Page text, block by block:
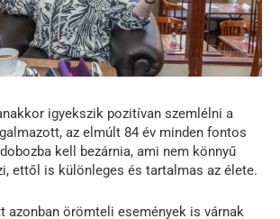
igyekszik pozitívan szemlélni a
az elmúlt 84 év minden fontos
kell bezárnia, ami nem könnyű
ettől is különleges és tartalmas az élete.
azonban örömteli események is várnak